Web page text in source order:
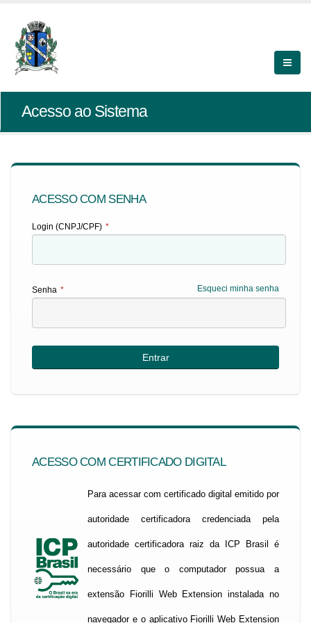
Acesso ao Sistema
ACESSO COM SENHA
Login (CNPJ/CPF) *
Esqueci minha senha
Senha *
ACESSO COM CERTIFICADO DIGITAL
Para acessar com certificado digital emitido por
autoridade certificadora credenciada pela
autoridade certificadora raiz da ICP Brasil é
necessário que o computador possua a
extensão Fiorilli Web Extension instalada no
navegador e o aplicativo Fiorilli Web Extension